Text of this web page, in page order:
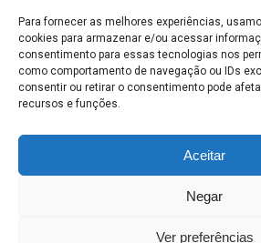
Para fornecer as melhores experiências,
cookies para armazenar e/ou acessar
consentimento para essas tecnologias nos
como comportamento de navegação ou IDs
consentir ou retirar o consentimento pode
recursos e funções.
Aceitar
Negar
Ver preferências
MAPA DO SITE
SEDE DO ADMINISTRATIVO